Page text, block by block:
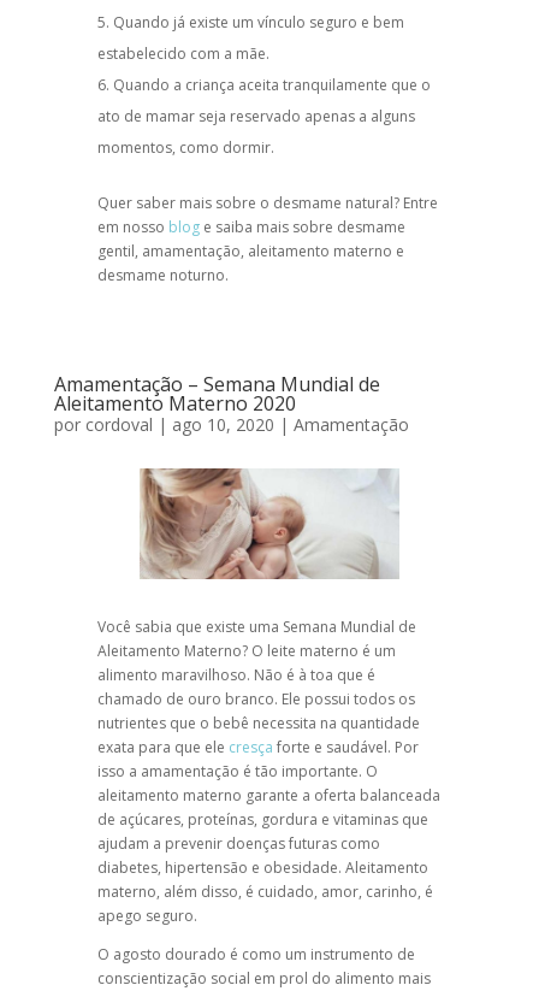
Quando já existe um vínculo seguro e bem
estabelecido com a mãe.
Quando a criança aceita tranquilamente que o
ato de mamar seja reservado apenas a alguns
momentos, como dormir.
Quer saber mais sobre o desmame natural? Entre
em nosso bloge saiba mais sobre desmame
gentil, amamentação, aleitamento materno e
desmame noturno.
Amamentação – Semana Mundial de
Aleitamento Materno 2020
por cordoval | ago 10, 2020 | Amamentação
Você sabia que existe uma Semana Mundial de
Aleitamento Materno? O leite materno é um
alimento maravilhoso. Não é à toa que é
chamado de ouro branco. Ele possui todos os
nutrientes que o bebê necessita na quantidade
exata para que ele cresça forte e saudável. Por
isso a amamentação é tão importante. O
aleitamento materno garante a oferta balanceada
de açúcares, proteínas, gordura e vitaminas que
ajudam a prevenir doenças futuras como
diabetes, hipertensão e obesidade. Aleitamento
materno, além disso, é cuidado, amor, carinho, é
apego seguro.
O agosto dourado é como um instrumento de
conscientização social em prol do alimento mais